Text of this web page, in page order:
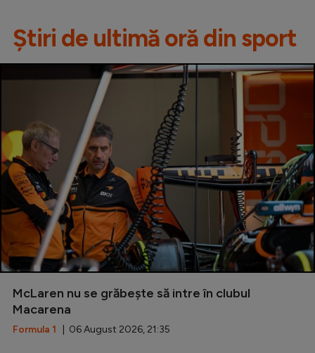
Știri de ultimă oră din sport
McLaren nu se grăbește să intre în clubul
Macarena
Formula 1 | 06 August 2026, 21:35